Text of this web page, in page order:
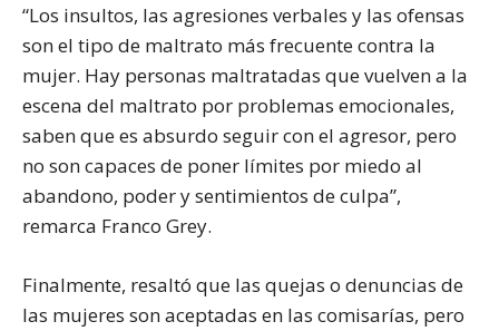
“Los insultos, las agresiones verbales y las ofensas
son el tipo de maltrato más frecuente contra la
mujer. Hay personas maltratadas que vuelven a la
escena del maltrato por problemas emocionales,
saben que es absurdo seguir con el agresor, pero
no son capaces de poner límites por miedo al
abandono, poder y sentimientos de culpa”,
remarca Franco Grey.
Finalmente, resaltó que las quejas o denuncias de
las mujeres son aceptadas en las comisarías, pero